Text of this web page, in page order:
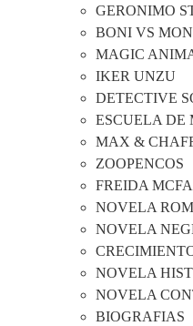
GERONIMO
BONI VS
MAGIC
IKER UNZU
DETECTIVE
ESCUELA DE
MAX &
ZOOPENCOS
FREIDA
NOVELA
NOVELA
NOVELA
NOVELA
BIOGRAFIAS